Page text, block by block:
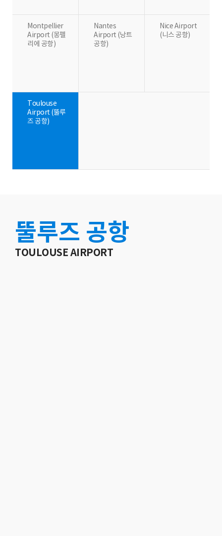
Montpellier
Airport (몽펠
리에 공항)
Nantes
Airport (낭트
공항)
Nice Airport
(니스 공항)
Toulouse
Airport (뚤루
즈 공항)
뚤루즈 공항
TOULOUSE AIRPORT